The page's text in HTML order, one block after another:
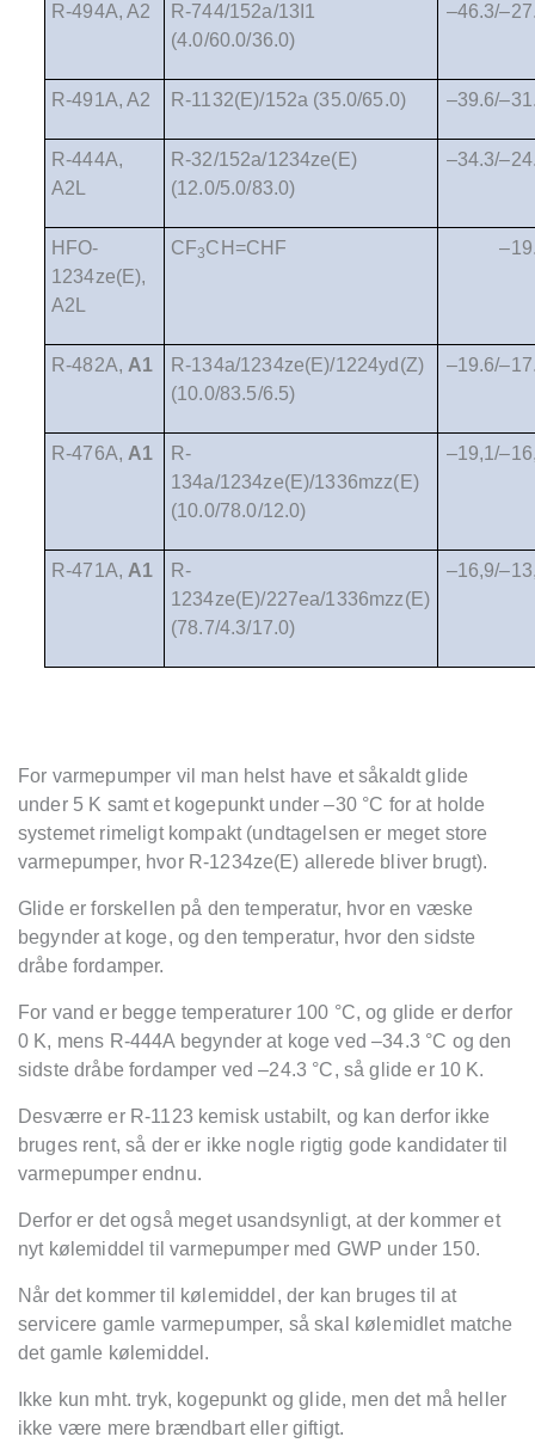
R-494A, A2
R-744/152a/13I1
(4.0/60.0/36.0)
–46.3/
R-491A, A2 R-1132(E)/152a (35.0/65.0) –39.6/
R-444A,
A2L
R-32/152a/1234ze(E)
(12.0/5.0/83.0)
–34.3/
HFO-
1234ze(E),
A2L
CF3CH=CHF
R-482A, A1
R-134a/1234ze(E)/1224yd(Z)
(10.0/83.5/6.5)
–19.6/
R-476A, A1
R-
134a/1234ze(E)/1336mzz(E)
(10.0/78.0/12.0)
–19,1/
R-471A, A1
R-
1234ze(E)/227ea/1336mzz(E)
(78.7/4.3/17.0)
–16,9/
For varmepumper vil man helst have et såkaldt glide
under 5 K samt et kogepunkt under –30 °C for at holde
systemet rimeligt kompakt (undtagelsen er meget store
varmepumper, hvor R-1234ze(E) allerede bliver brugt).
Glide er forskellen på den temperatur, hvor en væske
begynder at koge, og den temperatur, hvor den sidste
dråbe fordamper.
For vand er begge temperaturer 100 °C, og glide er derfor
0 K, mens R-444A begynder at koge ved –34.3 °C og den
sidste dråbe fordamper ved –24.3 °C, så glide er 10 K.
Desværre er R-1123 kemisk ustabilt, og kan derfor ikke
bruges rent, så der er ikke nogle rigtig gode kandidater til
varmepumper endnu.
Derfor er det også meget usandsynligt, at der kommer et
nyt kølemiddel til varmepumper med GWP under 150.
Når det kommer til kølemiddel, der kan bruges til at
servicere gamle varmepumper, så skal kølemidlet matche
det gamle kø lemiddel.
Ikke kun mht. tryk, kogepunkt og glide, men det må heller
ikke være mere brændbart eller giftigt.